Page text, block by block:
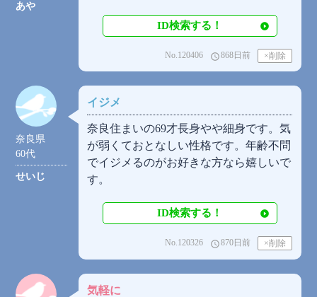
あや
ID検索する！
access_time868日前
No.120406
奈良県
60代
せいじ
イジメ
奈良住まいの69才長身やや細身です。気
が弱くておとなしい性格です。年齢不問
でイジメるのがお好きな方なら嬉しいで
す。
ID検索する！
access_time870日前
No.120326
気軽に